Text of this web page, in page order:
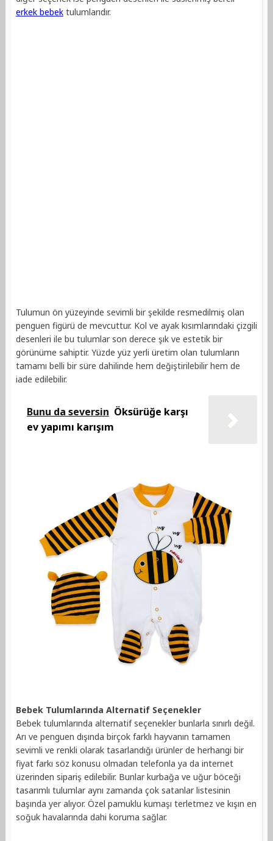
erkek bebektulumlarıdır.
Tulumun ön yüzeyinde sevimli bir şekilde resmedilmiş olan
penguen figürü de mevcuttur. Kol ve ayak kısımlarındaki çizgili
desenleri ile bu tulumlar son derece şık ve estetik bir
görünüme sahiptir. Yüzde yüz yerli üretim olan tulumların
tamamı belli bir süre dahilinde hem değiştirilebilir hem de
iade edilebilir.
Bunu da seversin Öksürüğe karşı
ev yapımı karışım
Bebek Tulumlarında Alternatif Seçenekler
Bebek tulumlarında alternatif seçenekler bunlarla sınırlı değil.
Arı ve penguen dışında birçok farklı hayvanın tamamen
sevimli ve renkli olarak tasarlandığı ürünler de herhangi bir
fiyat farkı söz konusu olmadan telefonla ya da internet
üzerinden sipariş edilebilir. Bunlar kurbağa ve uğur böceği
tasarımlı tulumlar aynı zamanda çok satanlar listesinin
başında yer alıyor. Özel pamuklu kumaşı terletmez ve kışın en
soğuk havalarında dahi koruma sağlar.